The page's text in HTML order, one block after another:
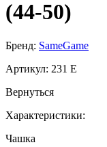
(44-50)
Бренд: SameGame
Артикул: 231 E
Вернуться
Характеристики:
Чашка